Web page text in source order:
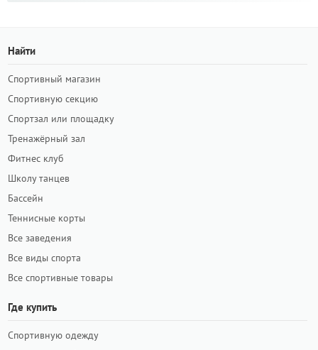
Найти
Спортивный магазин
Спортивную секцию
Спортзал или площадку
Тренажёрный зал
Фитнес клуб
Школу танцев
Бассейн
Теннисные корты
Все заведения
Все виды спорта
Все спортивные товары
Где купить
Спортивную одежду